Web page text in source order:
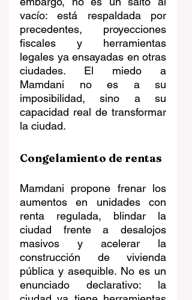
vacío: está respaldada por
precedentes, proyecciones
fiscales y herramientas
legales ya ensayadas en otras
ciudades. El miedo a
Mamdani no es a su
imposibilidad, sino a su
capacidad real de transformar
la ciudad.
Congelamiento de rentas
Mamdani propone frenar los
aumentos en unidades con
renta regulada, blindar la
ciudad frente a desalojos
masivos y acelerar la
construcción de vivienda
pública y asequible. No es un
enunciado declarativo: la